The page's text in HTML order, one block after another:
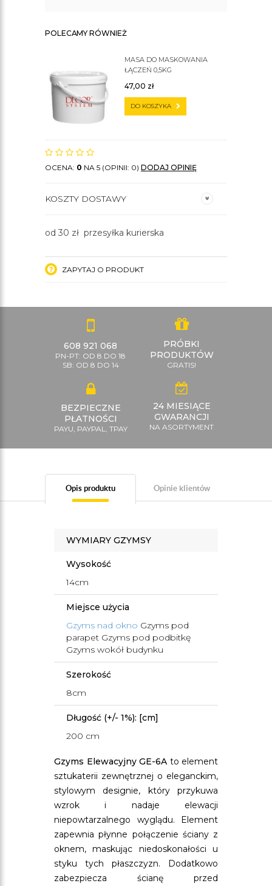
POLECAMY RÓWNIEŻ
MASA DO MASKOWANIA
ŁĄCZEŃ 0,5KG
47,00 zł
DO KOSZYKA
OCENA: 0 NA 5 (OPINII: 0) DODAJ OPINIĘ
KOSZTY DOSTAWY
od 30 zł przesyłka kurierska
ZAPYTAJ O PRODUKT
608 921 068
PN-PT: OD 8 DO 18
SB: OD 8 DO 14
PRÓBKI
PRODUKTÓW
GRATIS!
BEZPIECZNE
PŁATNOŚCI
PAYU, PAYPAL, TPAY
24 MIESIĄCE
GWARANCJI
NA ASORTYMENT
Opis produktu Opinie klientów
WYMIARY GZYMSY
Wysokość
14cm
Miejsce użycia
Gzyms nad okno Gzyms pod
parapet Gzyms pod podbitkę
Gzyms wokół budynku
Szerokość
8cm
Długość (+/- 1%): [cm]
200 cm
Gzyms Elewacyjny GE-6A to element
sztukaterii zewnętrznej o eleganckim,
stylowym designie, który przykuwa
wzrok i nadaje elewacji
niepowtarzalnego wyglądu. Element
zapewnia płynne połączenie ściany z
oknem, maskując niedoskonałości u
styku tych płaszczyzn. Dodatkowo
zabezpiecza ścianę przed